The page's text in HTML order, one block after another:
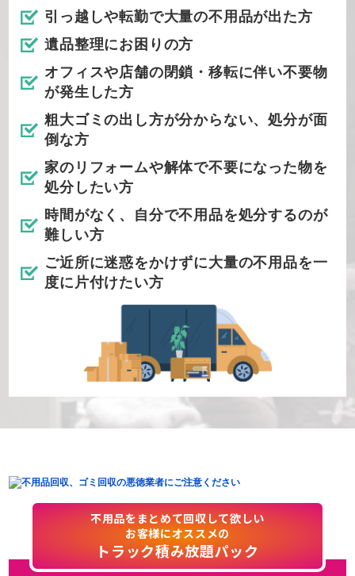
引っ越しや転勤で大量の不用品が出た方
遺品整理にお困りの方
オフィスや店舗の閉鎖・移転に伴い不要物
が発生した方
粗大ゴミの出し方が分からない、処分が面
倒な方
家のリフォームや解体で不要になった物を
処分したい方
時間がなく、自分で不用品を処分するのが
難しい方
ご近所に迷惑をかけずに大量の不用品を一
度に片付けたい方
不用品をまとめて回収して欲しい
お客様にオススメの
トラック積み放題パック